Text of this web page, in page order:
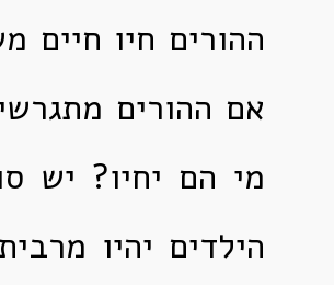
ההורים חיו חיים
אם ההורים
מי הם יחיו? יש
הילדים יהיו